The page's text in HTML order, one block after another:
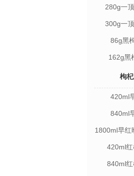
280g一
300g一
86g黑
162g黑
枸
420ml
840ml
1800ml早红
420ml
840ml